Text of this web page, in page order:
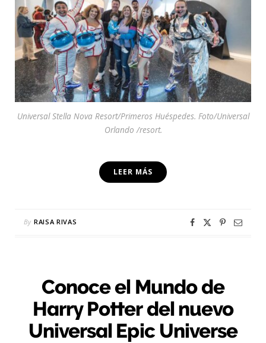
Universal Stella Nova Resort/Primeros Huéspedes. Foto/Universal
Orlando /resort.
LEER MÁS
By RAISA RIVAS
Conoce el Mundo de
Harry Potter del nuevo
Universal Epic Universe